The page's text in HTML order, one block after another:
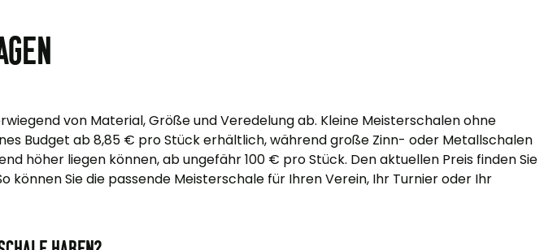
von Material, Größe und Veredelung ab. Kleine Meisterschalen ohne
Budget ab 8,85 € pro Stück erhältlich, während große Zinn- oder Metallschalen
höher liegen können, ab ungefähr 100 € pro Stück. Den aktuellen Preis finden Sie
können Sie die passende Meisterschale für Ihren Verein, Ihr Turnier oder Ihr